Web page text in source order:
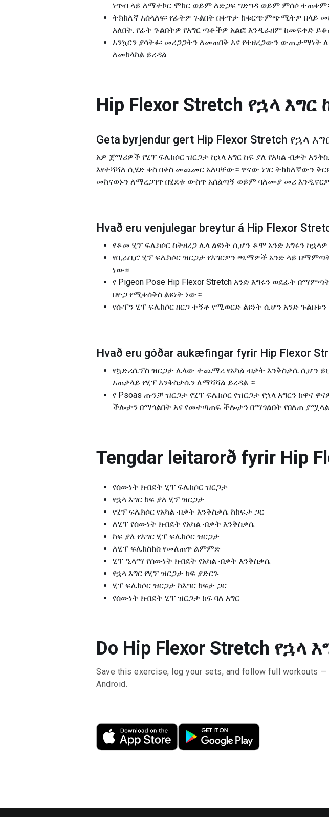
ነጥብ ላይ ለማተኮር ሞክር ወይም ለድጋፍ ግድግዳ ወይም ምሰሶ
ትክክለኛ አሰላለፍ፡ የፊትዎ ጉልበት በቀጥታ ከቁርጭምጭሚትዎ በላይ
አለበት. የፊት ጉልበትዎ የእግር ጣቶችዎ አልፎ እንዲራዘም ከመፍቀድ
አንኳርን ያሳትፉ፡ መረጋጋትን ለመጠበቅ እና የተዘረጋውን
ለመከላከል ይረዳል
Hip Flexor Stretch የኋላ
Geta byrjendur gert Hip Flexor Stretch የኋላ
አዎ ጀማሪዎች የሂፕ ፍሌክሶር ዝርጋታ ከኋላ እግር ከፍ ያለ የአካል ብቃት
እየተሻሻለ ሲሄድ ቀስ በቀስ መጨመር አለባቸው። ዋናው ነገር ትክክለኛውን
መከናወኑን ለማረጋገጥ በሂደቱ ውስጥ አሰልጣኝ ወይም ባለሙያ መሪ
Hvað eru venjulegar breytur á Hip Flexor
የቆመ ሂፕ ፍሌክሶር ስትዘረጋ ሌላ ልዩነት ሲሆን ቆሞ አንድ እግሩን
የቢራቢሮ ሂፕ ፍሌክሶር ዝርጋታ የእግርዎን ጫማዎች አንድ ላይ
ነው።
የ Pigeon Pose Hip Flexor Stretch አንድ እግሩን ወደፊት
በዮጋ የሚቀሰቅስ ልዩነት ነው።
የሱፐን ሂፕ ፍሌክሶር ዘርጋ ተኝቶ የሚወርድ ልዩነት ሲሆን አንድ
Hvað eru góðar aukæfingar fyrir Hip Flexor
የኳድሪሴፕስ ዝርጋታ ሌላው ተጨማሪ የአካል ብቃት እንቅስቃሴ ሲሆን
አጠቃላይ የሂፕ እንቅስቃሴን ለማሻሻል ይረዳል ።
የ Psoas ጡንቻ ዝርጋታ የሂፕ ፍሌክሶር የዝርጋታ የኋላ እግርን
ችሎታን በማጎልበት እና የመተጣጠፍ ችሎታን በማጎልበት የበለጠ
Tengdar leitarorð fyrir Hip
የሰውነት ክብደት ሂፕ ፍሌክሶር ዝርጋታ
የኋላ እግር ከፍ ያለ ሂፕ ዝርጋታ
የሂፕ ፍሌክሶር የአካል ብቃት እንቅስቃሴ ከከፍታ ጋር
ለሂፕ የሰውነት ክብደት የአካል ብቃት እንቅስቃሴ
ከፍ ያለ የእግር ሂፕ ፍሌክሶር ዝርጋታ
ለሂፕ ፍሌክስክስ የመለጠጥ ልምምድ
ሂፕ ዒላማ የሰውነት ክብደት የአካል ብቃት እንቅስቃሴ
የኋላ እግር የሂፕ ዝርጋታ ከፍ ያድርጉ
ሂፕ ፍሌክሶር ዝርጋታ ከእግር ከፍታ ጋር
የሰውነት ክብደት ሂፕ ዝርጋታ ከፍ ባለ እግር
Do Hip Flexor Stretch የኋላ
Save this exercise, log your sets, and follow full workouts —
Android.